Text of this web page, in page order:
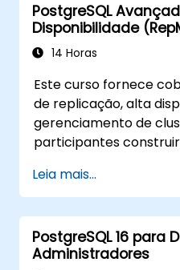
PostgreSQL
Disponibilidade
14 Horas
Este curso fornece
de replicação, alta
gerenciamento de
participantes
de failover e
balanceamento de
conexões. O curso
replicação ao vivo e
recuperação.
Leia mais...
PostgreSQL 16 para
Administradores